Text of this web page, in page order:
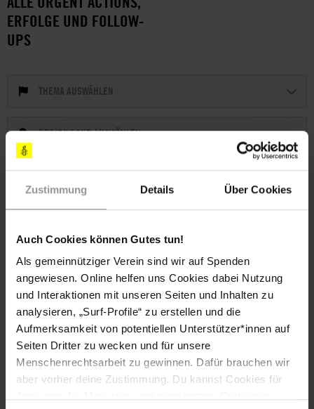
Zustimmung Details Über Cookies
Auch Cookies können Gutes tun!
Als gemeinnütziger Verein sind wir auf Spenden
angewiesen. Online helfen uns Cookies dabei Nutzung
und Interaktionen mit unseren Seiten und Inhalten zu
analysieren, „Surf-Profile“ zu erstellen und die
Aufmerksamkeit von potentiellen Unterstützer*innen auf
Seiten Dritter zu wecken und für unsere
Menschenrechtsarbeit zu gewinnen. Dafür brauchen wir
aber vorher deine Zustimmung. Du kannst Cookies für
ERFOLGE UND FOLLOW-
UPS
THEMA AUSWÄHLEN
REGION/LAND AUSWÄHLEN
8097 Ergebnisse